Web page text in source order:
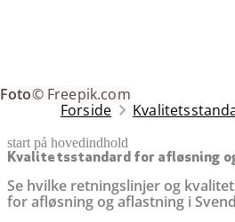
Foto© Freepik.com
Forside
start på hovedindhold
Kvalitetsstandard for afløsning
Se hvilke retningslinjer og
for afløsning og aflastning i
senest opdateret 18. maj 2026